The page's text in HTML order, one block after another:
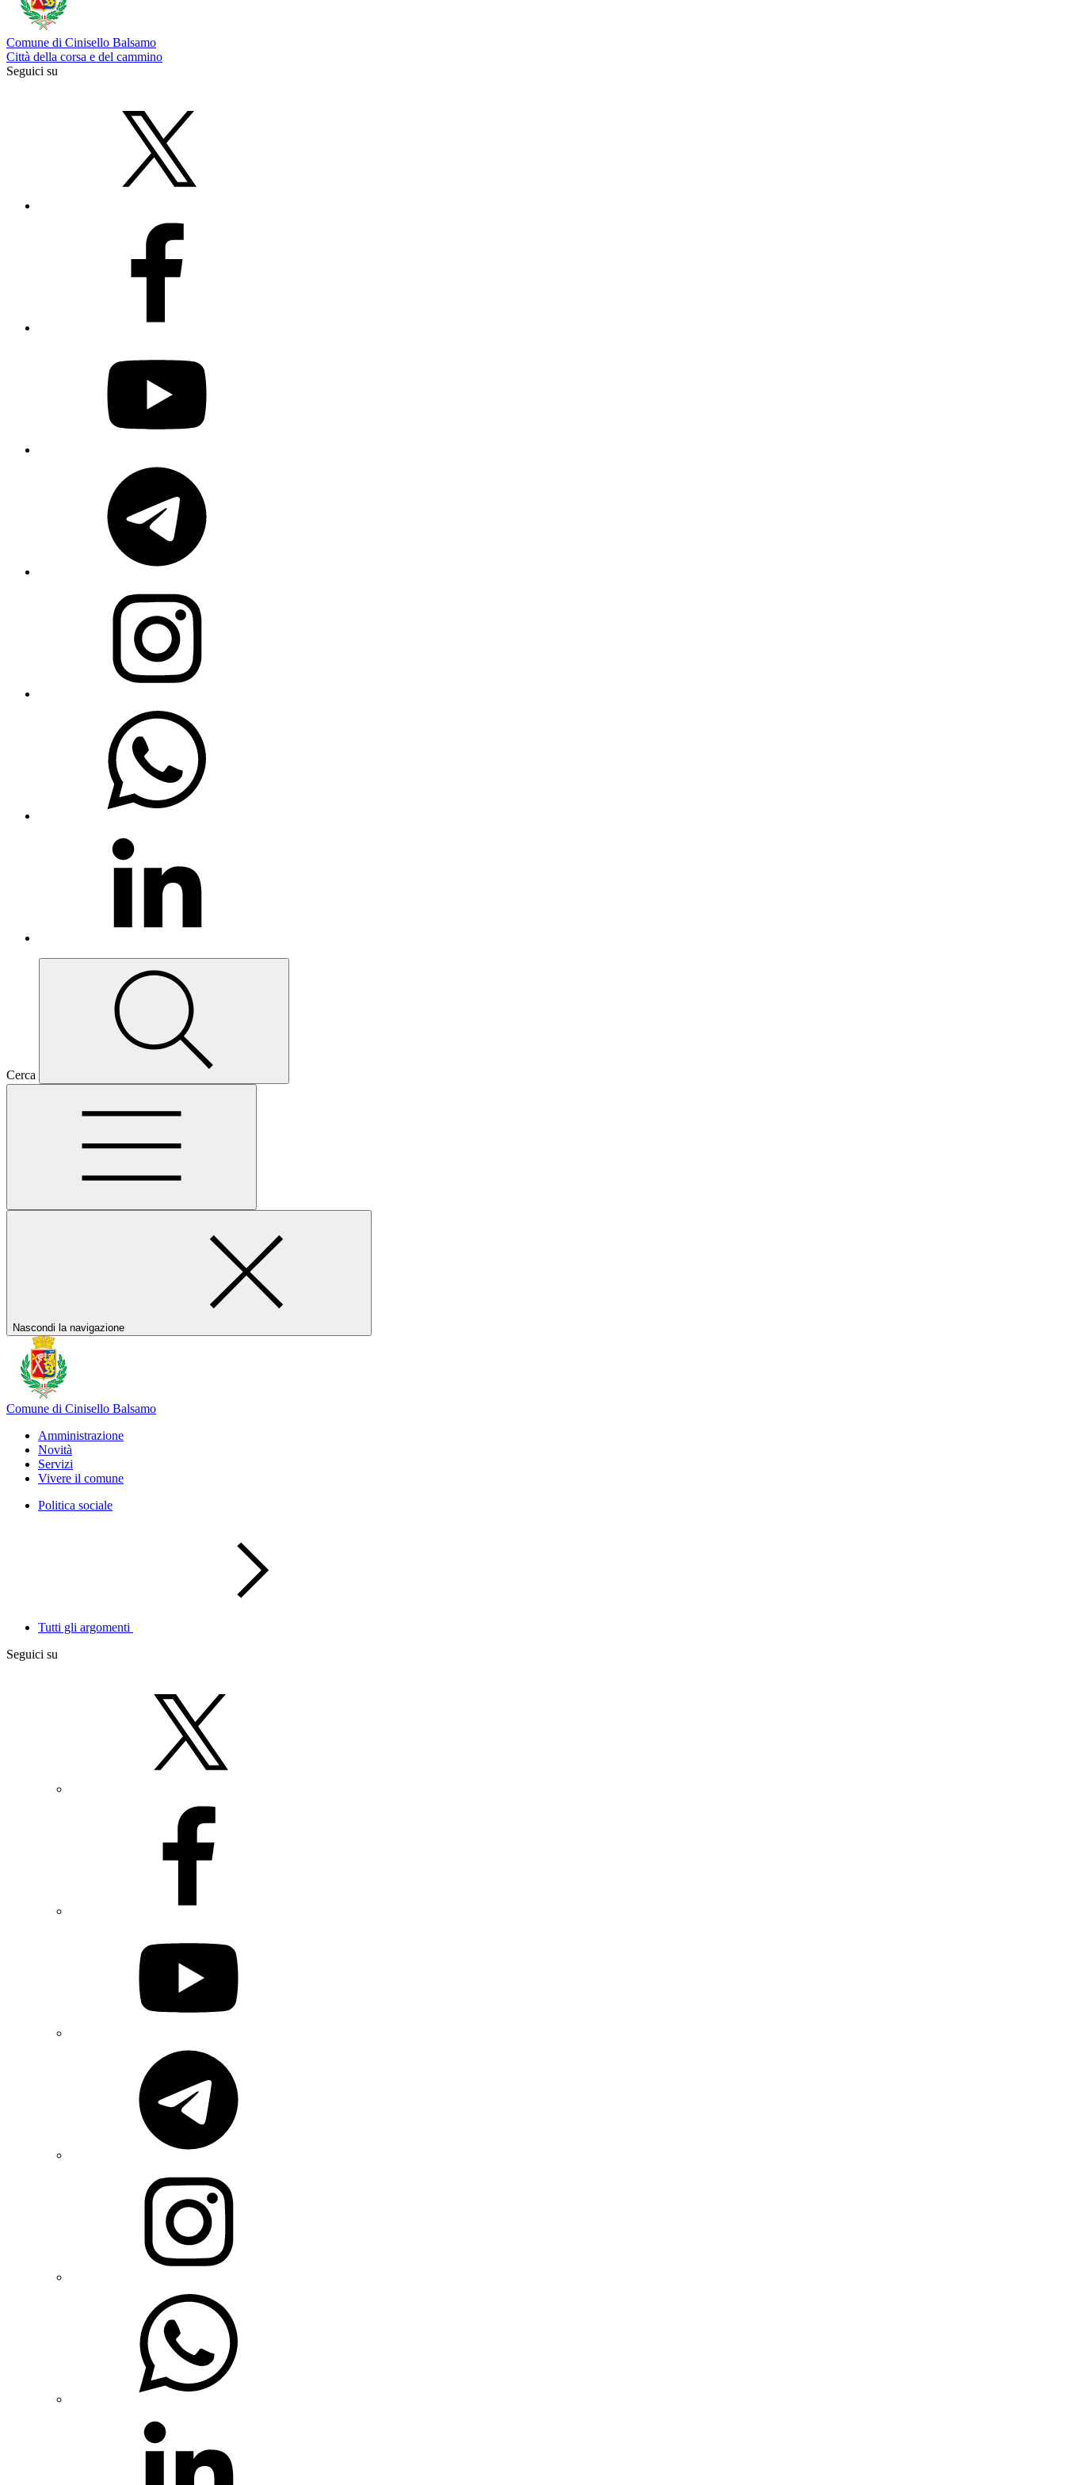
Comune di Cinisello Balsamo
Città della corsa e del cammino
Seguici su
Cerca
Nascondi la navigazione
Comune di Cinisello Balsamo
Amministrazione
Novità
Servizi
Vivere il comune
Politica sociale
Tutti gli argomenti
Seguici su